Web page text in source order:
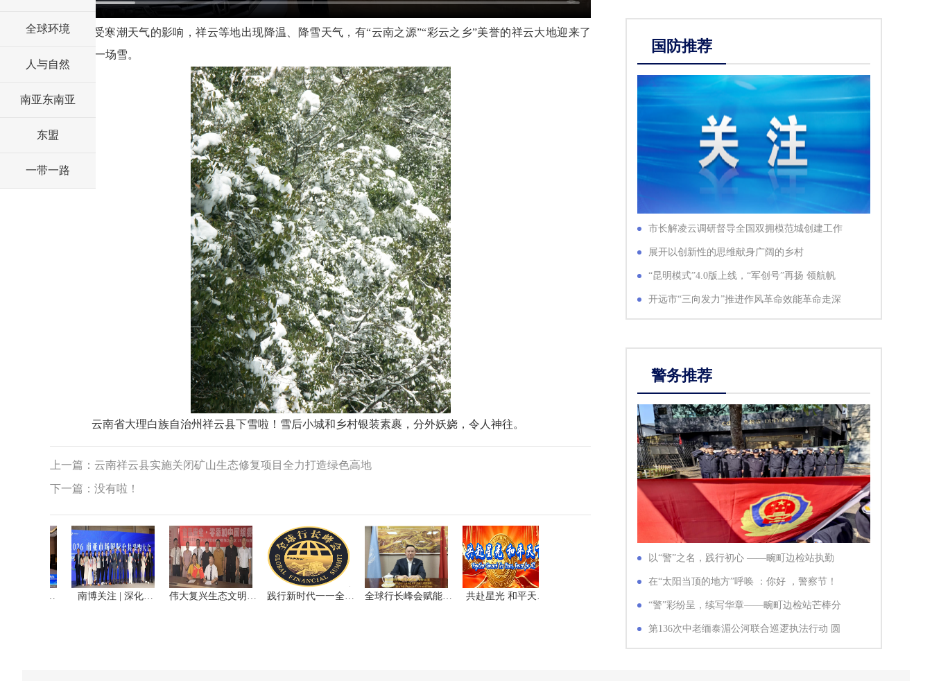
全球环境
人与自然
南亚东南亚
东盟
一带一路
受寒潮天气的影响，祥云等地出现降温、降雪天气， 有“云南之源”“彩云之乡”美誉的祥云大地迎来了
年第一场雪。
云南省大理白族自治州祥云县下雪啦！雪后小城和乡村银装素裹，分外妖娆，令人神往。
上一篇： 云南祥云县实施关闭矿山生态修复项目全力打造绿色高地
下一篇： 没有啦！
南博关注 | 深化… 伟大复兴生态文明… 践行新时代一一全… 全球行长峰会赋能… 共赴星光 和平天…
国防推荐
市长解凌云调研督导全国双拥模范城创建工作
展开以创新性的思维献身广阔的乡村
“昆明模式”4.0版上线，“军创号”再扬 领航帆
开远市“三向发力”推进作风革命效能革命走深
走实
警务推荐
以“警”之名，践行初心 ——畹町边检站执勤
队、芒棒分站多举措庆祝中…
在“太阳当顶的地方”呼唤 ：你好 ，警察节！
“警”彩纷呈，续写华章——畹町边检站芒棒分
站开展警察节系列活动
第136次中老缅泰湄公河联合巡逻执法行动 圆
满结束